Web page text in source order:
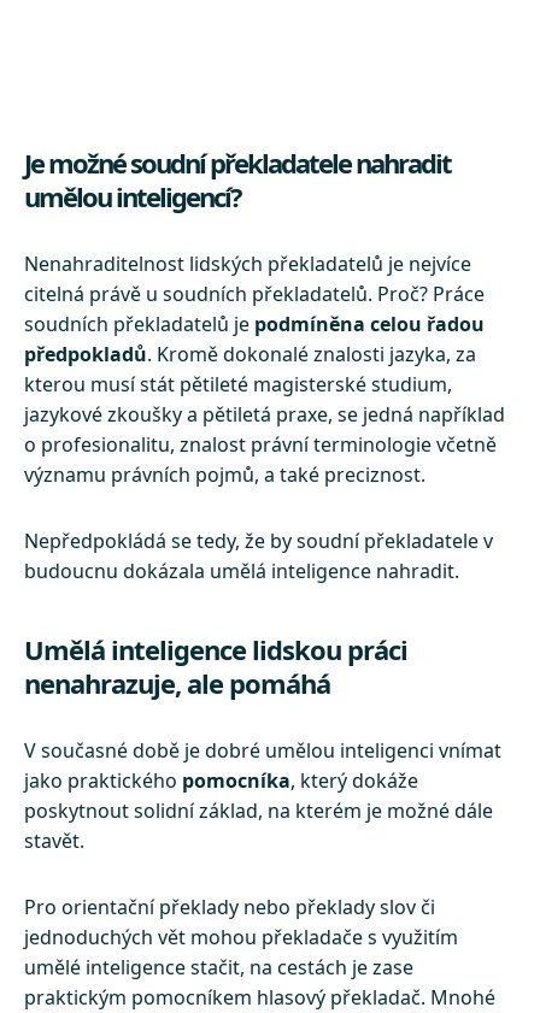
Je možné soudní překladatele nahradit
umělou inteligencí?
Nenahraditelnost lidských překladatelů je nejvíce
citelná právě u soudních překladatelů. Proč? Práce
soudních překladatelů je podmíněna celou řadou
předpokladů. Kromě dokonalé znalosti jazyka, za
kterou musí stát pětileté magisterské studium,
jazykové zkoušky a pětiletá praxe, se jedná například
o profesionalitu, znalost právní terminologie včetně
významu právních pojmů, a také preciznost.
Nepředpokládá se tedy, že by soudní překladatele v
budoucnu dokázala umělá inteligence nahradit.
Umělá inteligence lidskou práci
nenahrazuje, ale pomáhá
V současné době je dobré umělou inteligenci vnímat
jako praktického pomocníka, který dokáže
poskytnout solidní základ, na kterém je možné dále
stavět.
Pro orientační překlady nebo překlady slov či
jednoduchých vět mohou překladače s využitím
umělé inteligence stačit, na cestách je zase
praktickým pomocníkem hlasový překladač. Mnohé